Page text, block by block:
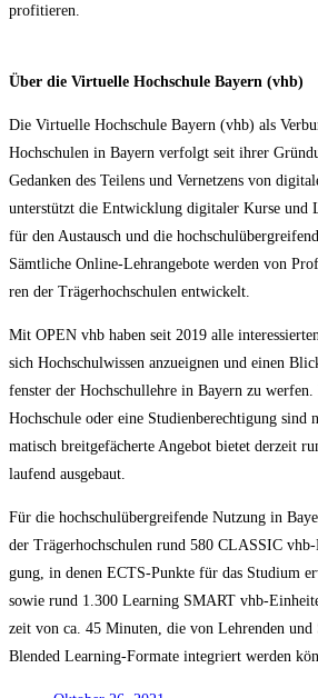
profitieren.
Über die Vir­tu­el­le Hoch­schu­le Bay­ern (vhb)
Die Vir­tu­el­le Hoch­schu­le Bay­ern (vhb) als
Hoch­schu­len in Bay­ern ver­folgt seit ihrer
Gedan­ken des Tei­lens und Ver­net­zens von
unter­stützt die Ent­wick­lung digi­ta­ler Kur­se und
für den Aus­tausch und die
Sämt­li­che Online-Lehr­an­ge­bo­te wer­den von
ren der Trä­ger­hoch­schu­len entwickelt.
Mit OPEN vhb haben seit 2019 alle
sich Hoch­schul­wis­sen anzu­eig­nen und einen
fens­ter der Hoch­schul­leh­re in Bay­ern zu
Hoch­schu­le oder eine Stu­di­en­be­rech­ti­gung
ma­tisch breit­ge­fä­cher­te Ange­bot bie­tet der­zeit
lau­fend ausgebaut.
Für die hoch­schul­über­grei­fen­de Nut­zung in
der Trä­ger­hoch­schu­len rund 580 CLASSIC
gung, in denen ECTS-Punk­te für das Stu­di­um
sowie rund 1.300 Lear­ning SMART vhb-
zeit von ca. 45 Minu­ten, die von Leh­ren­den
Blen­ded Lear­ning-For­ma­te inte­griert wer­den